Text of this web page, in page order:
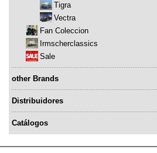
Tigra
Vectra
Fan Coleccion
Irmscherclassics
Sale
other Brands
Distribuidores
Catálogos